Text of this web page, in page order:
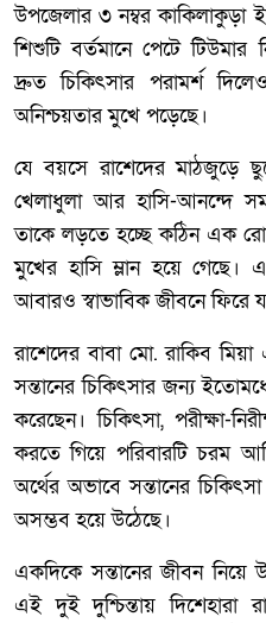
উপজেলার ৩ নম্বর কাকিলাকুড়া
শিশুটি বর্তমানে পেটে
দ্রুত চিকিৎসার পরামর্শ
অনিশ্চয়তার মুখে পড়েছে।
যে বয়সে রাশেদের মাঠজুড়ে
খেলাধুলা আর হাসি-আনন্দে
তাকে লড়তে হচ্ছে কঠিন এক
মুখের হাসি ম্লান হয়ে গেছে।
আবারও স্বাভাবিক জীবনে ফিরে
রাশেদের বাবা মো. রাকিব
সন্তানের চিকিৎসার জন্য
করেছেন। চিকিৎসা, পরীক্ষা-
করতে গিয়ে পরিবারটি চরম
অর্থের অভাবে সন্তানের
অসম্ভব হয়ে উঠেছে।
একদিকে সন্তানের জীবন নিয়ে
এই দুই দুশ্চিন্তায় দিশেহারা